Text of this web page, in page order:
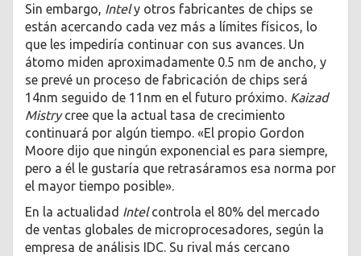
Sin embargo, Intely otros fabricantes de chips se
están acercando cada vez más a límites físicos, lo
que les impediría continuar con sus avances. Un
átomo miden aproximadamente 0.5 nm de ancho, y
se prevé un proceso de fabricación de chips será
14nm seguido de 11nm en el futuro próximo. Kaizad
Mistrycree que la actual tasa de crecimiento
continuará por algún tiempo. «El propio Gordon
Moore dijo que ningún exponencial es para siempre,
pero a él le gustaría que retrasáramos esa norma por
el mayor tiempo posible».
En la actualidad Intelcontrola el 80% del mercado
de ventas globales de microprocesadores, según la
empresa de análisis IDC. Su rival más cercano